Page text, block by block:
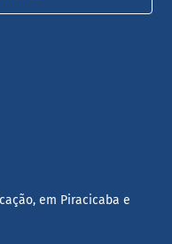
em Piracicaba e